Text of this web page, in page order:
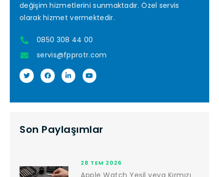
değişim hizmetlerini sunmaktadır. Özel servis
olarak hizmet vermektedir.
0850 308 44 00
servis@fpprotr.com
Son Paylaşımlar
28 TEM 2026
Apple Watch Yeşil veya Kırmızı